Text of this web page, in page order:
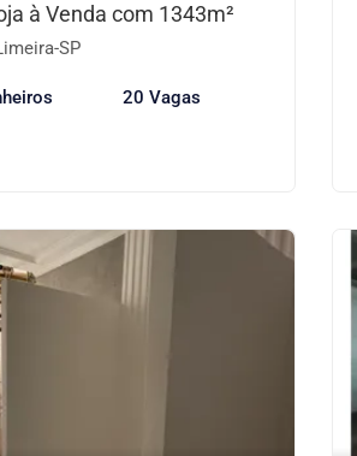
à Venda com 1343m²
SP
20 Vagas